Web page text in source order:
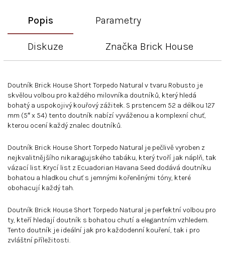
Popis Parametry
Diskuze Značka Brick House
Doutník Brick House Short Torpedo Natural v tvaru Robusto je
skvělou volbou pro každého milovníka doutníků, který hledá
bohatý a uspokojivý kouřový zážitek. S prstencem 52 a délkou 127
mm (5″ x 54) tento doutník nabízí vyváženou a komplexní chuť,
kterou ocení každý znalec doutníků.
Doutník Brick House Short Torpedo Natural je pečlivě vyroben z
nejkvalitnějšího nikaragujského tabáku, který tvoří jak náplň, tak
vázací list. Krycí list z Ecuadorian Havana Seed dodává doutníku
bohatou a hladkou chuť s jemnými kořeněnými tóny, které
obohacují každý tah.
Doutník Brick House Short Torpedo Natural je perfektní volbou pro
ty, kteří hledají doutník s bohatou chutí a elegantním vzhledem.
Tento doutník je ideální jak pro každodenní kouření, tak i pro
zvláštní příležitosti.